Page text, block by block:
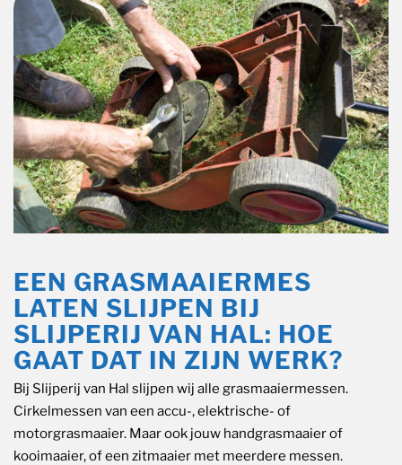
EEN GRASMAAIERMES
LATEN SLIJPEN BIJ
SLIJPERIJ VAN HAL: HOE
GAAT DAT IN ZIJN WERK?
Bij Slijperij van Hal slijpen wij alle grasmaaiermessen.
Cirkelmessen van een accu-, elektrische- of
motorgrasmaaier. Maar ook jouw handgrasmaaier of
kooimaaier, of een zitmaaier met meerdere messen.